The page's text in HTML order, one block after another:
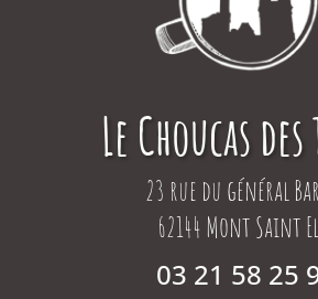
Le Choucas
23 rue du général
62144 Mont Saint
03 21 58 25